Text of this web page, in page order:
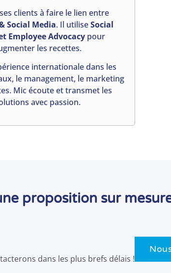
clients à faire le lien entre
Social Media. Il utiliseSocial
Employee Advocacypour
les recettes.
internationale dans les
le management, le marketing
Mic écoute et transmet les
avec passion.
proposition sur
dans les plus brefs délais !